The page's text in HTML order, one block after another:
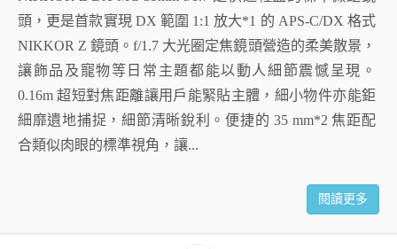
頭，更是首款實現 DX 範圍 1:1 放大*1 的 APS-C/DX 格式
NIKKOR Z 鏡頭。f/1.7 大光圈定焦鏡頭營造的柔美散景，
讓飾品及寵物等日常主題都能以動人細節震憾呈現。
0.16m 超短對焦距離讓用戶能緊貼主體，細小物件亦能鉅
細靡遺地捕捉，細節清晰銳利。便捷的 35 mm*2 焦距配
合類似肉眼的標準視角，讓...
閱讀更多